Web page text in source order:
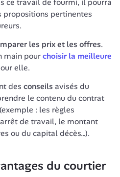
ce travail de fourmi, il pourra
propositions pertinentes
les prix et les offres.
main pour choisir la meilleure
elle.
des conseils avisés du
le contenu du contrat
: les règles
de travail, le montant
du courtier